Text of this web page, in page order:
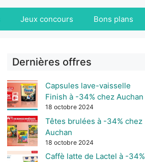
Jeux concours Bons plans
Dernières offres
Capsules lave-vaisselle
Finish à -34% chez Auchan
18 octobre 2024
Têtes brulées à -34% chez
Auchan
18 octobre 2024
Caffè latte de Lactel à -34%